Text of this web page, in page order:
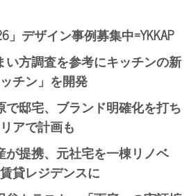
」デザイン事例募集中=YKKAP
方調査を参考にキッチンの新
チン」を開発
邸宅、ブランド明確化を打ち
アで計画も
が提携、元社宅を一棟リノベ
貸レジデンスに